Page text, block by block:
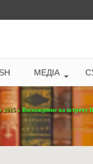
МЕДІА
2015» Восхождение на встречу